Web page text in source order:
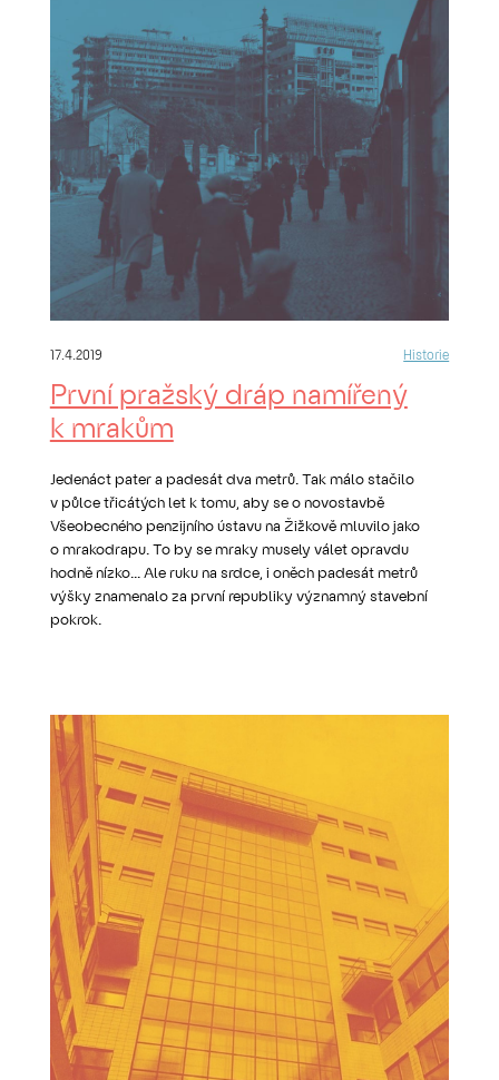
17.4.2019 Historie
První pražský dráp namířený
k mrakům
Jedenáct pater a padesát dva metrů. Tak málo stačilo
v půlce třicátých let k tomu, aby se o novostavbě
Všeobecného penzijního ústavu na Žižkově mluvilo jako
o mrakodrapu. To by se mraky musely válet opravdu
hodně nízko... Ale ruku na srdce, i oněch padesát metrů
výšky znamenalo za první republiky významný stavební
pokrok.